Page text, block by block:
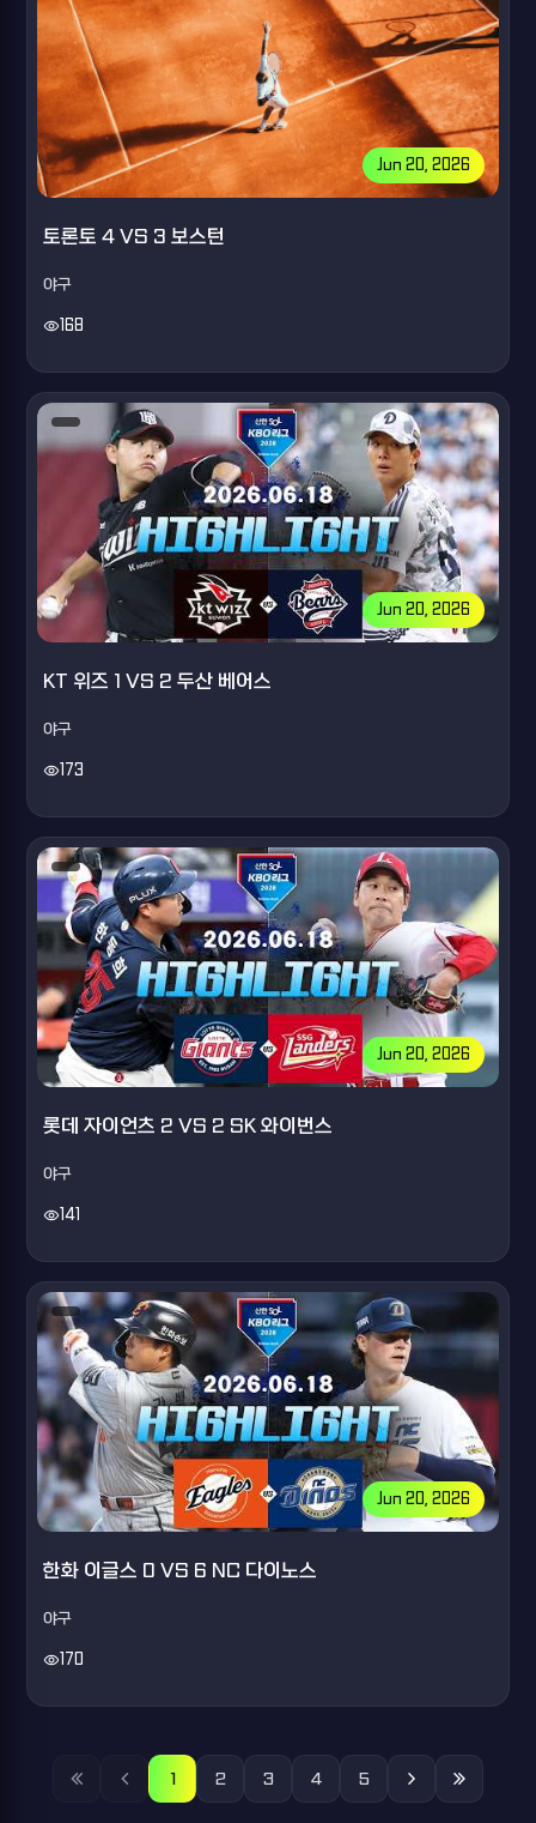
Jun 20, 2026
토론토 4 VS 3 보스턴
야구
visibility 168
Jun 20, 2026
KT 위즈 1 VS 2 두산 베어스
야구
visibility 173
Jun 20, 2026
롯데 자이언츠 2 VS 2 SK 와이번스
야구
visibility 141
Jun 20, 2026
한화 이글스 0 VS 6 NC 다이노스
야구
visibility 170
1 2 3 4 5